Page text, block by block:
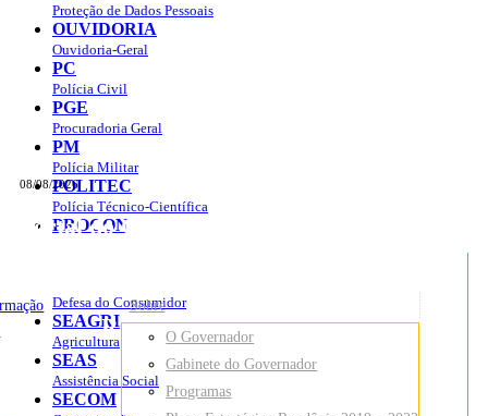
08/08/2026
Portal do Governo do
Rondônia
Sobre
O Governador
Gabinete do Governador
Programas
Proteção de Dados Pessoais
OUVIDORIA
Ouvidoria-Geral
PC
Polícia Civil
PGE
Procuradoria Geral
PM
Polícia Militar
POLITEC
Polícia Técnico-Científica
PROCON
Defesa do Consumidor
SEAGRI
Agricultura
SEAS
Assistência Social
SECOM